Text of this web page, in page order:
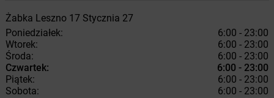
Żabka Leszno 17 Stycznia 27
Poniedziałek:
6:00 - 23:00
Wtorek:
6:00 - 23:00
Środa:
6:00 - 23:00
Czwartek:
6:00 - 23:00
Piątek:
6:00 - 23:00
Sobota:
6:00 - 23:00